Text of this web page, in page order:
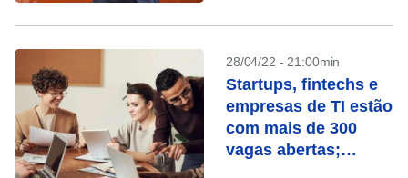
28/04/22 - 21:00min
Startups, fintechs e
empresas de TI estão
com mais de 300
vagas abertas;